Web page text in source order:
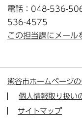
電話：048-536-
536-4575
この担当課にメール
熊谷市ホームページ
個人情報取り扱い
サイトマップ